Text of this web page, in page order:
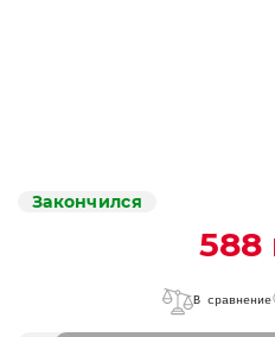
Закончился
588
В сравнение